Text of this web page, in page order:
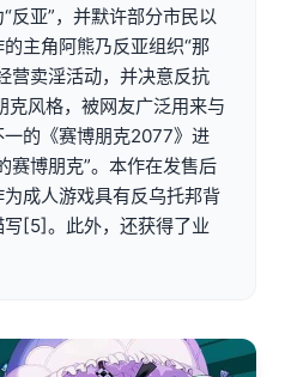
反亚”，并默许部分市民以
主角阿熊乃反亚组织“那
营卖淫活动，并决意反抗
克风格，被网友广泛用来与
的《赛博朋克2077》进
赛博朋克”。本作在发售后
成人游戏具有反乌托邦背
[5]。此外，还获得了业